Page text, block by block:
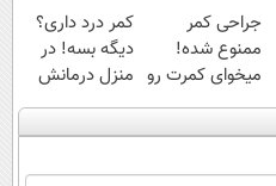
جراحی کمر
ممنوع شده!
میخوای کمرت رو
در منزل درمان
کنی؟
کمر درد داری؟
دیگه بسه! در
منزل درمانش
کن
(◀پرسش‌نامه)